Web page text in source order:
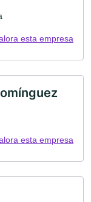
esta empresa
esta empresa